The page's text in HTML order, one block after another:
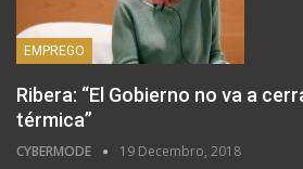
EMPREGO
Ribera: “El Gobierno no va a
térmica”
CYBERMODE 19 Decembro, 2018